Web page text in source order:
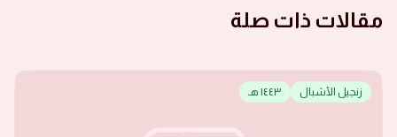
مقالات ذات صلة
زنجيل الأشبال ١٤٤٣ هـ